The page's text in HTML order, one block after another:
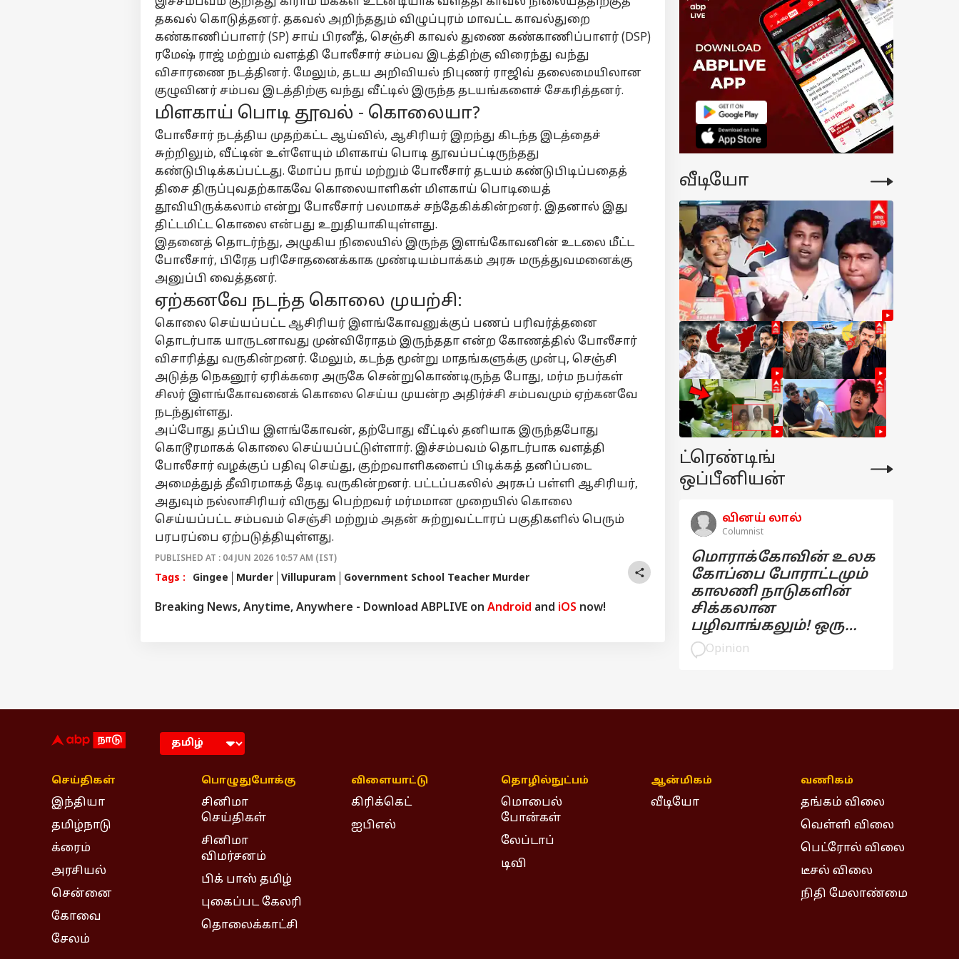
தகவல் கொடுத்தனர். தகவல் அறிந்ததும் விழுப்புரம் மாவட்ட காவல்துறை
கண்காணிப்பாளர் (SP) சாய் பிரனீத், செஞ்சி காவல் துணை கண்காணிப்பாளர் (DSP)
ரமேஷ் ராஜ் மற்றும் வளத்தி போலீசார் சம்பவ இடத்திற்கு விரைந்து வந்து
விசாரணை நடத்தினர். மேலும், தடய அறிவியல் நிபுணர் ராஜிவ் தலைமையிலான
குழுவினர் சம்பவ இடத்திற்கு வந்து வீட்டில் இருந்த தடயங்களைச் சேகரித்தனர்.
மிளகாய் பொடி தூவல் - கொலையா?
போலீசார் நடத்திய முதற்கட்ட ஆய்வில், ஆசிரியர் இறந்து கிடந்த இடத்தைச்
சுற்றிலும், வீட்டின் உள்ளேயும் மிளகாய் பொடி தூவப்பட்டிருந்தது
கண்டுபிடிக்கப்பட்டது. மோப்ப நாய் மற்றும் போலீசார் தடயம் கண்டுபிடிப்பதைத்
திசை திருப்புவதற்காகவே கொலையாளிகள் மிளகாய் பொடியைத்
தூவியிருக்கலாம் என்று போலீசார் பலமாகச் சந்தேகிக்கின்றனர். இதனால் இது
திட்டமிட்ட கொலை என்பது உறுதியாகியுள்ளது.
இதனைத் தொடர்ந்து, அழுகிய நிலையில் இருந்த இளங்கோவனின் உடலை மீட்ட
போலீசார், பிரேத பரிசோதனைக்காக முண்டியம்பாக்கம் அரசு மருத்துவமனைக்கு
அனுப்பி வைத்தனர்.
ஏற்கனவே நடந்த கொலை முயற்சி:
கொலை செய்யப்பட்ட ஆசிரியர் இளங்கோவனுக்குப் பணப் பரிவர்த்தனை
தொடர்பாக யாருடனாவது முன்விரோதம் இருந்ததா என்ற கோணத்தில் போலீசார்
விசாரித்து வருகின்றனர். மேலும், கடந்த மூன்று மாதங்களுக்கு முன்பு, செஞ்சி
அடுத்த நெகனூர் ஏரிக்கரை அருகே சென்றுகொண்டிருந்த போது, மர்ம நபர்கள்
சிலர் இளங்கோவனைக் கொலை செய்ய முயன்ற அதிர்ச்சி சம்பவமும் ஏற்கனவே
நடந்துள்ளது.
அப்போது தப்பிய இளங்கோவன், தற்போது வீட்டில் தனியாக இருந்தபோது
கொடூரமாகக் கொலை செய்யப்பட்டுள்ளார். இச்சம்பவம் தொடர்பாக வளத்தி
போலீசார் வழக்குப் பதிவு செய்து, குற்றவாளிகளைப் பிடிக்கத் தனிப்படை
அமைத்துத் தீவிரமாகத் தேடி வருகின்றனர். பட்டப்பகலில் அரசுப் பள்ளி ஆசிரியர்,
அதுவும் நல்லாசிரியர் விருது பெற்றவர் மர்மமான முறையில் கொலை
செய்யப்பட்ட சம்பவம் செஞ்சி மற்றும் அதன் சுற்றுவட்டாரப் பகுதிகளில் பெரும்
பரபரப்பை ஏற்படுத்தியுள்ளது.
PUBLISHED AT : 04 JUN 2026 10:57 AM (IST)
Tags : Gingee Murder Villupuram Government School Teacher Murder
Breaking News, Anytime, Anywhere - Download ABPLIVE on Android and iOS now!
வீடியோ
ட்ரெண்டிங்
ஒப்பீனியன்
வினய் லால்
Columnist
மொராக்கோவின் உலக
கோப்பை போராட்டமும்
காலணி நாடுகளின்
சிக்கலான
பழிவாங்கலும்! ஒரு
பார்வை
Opinion
செய்திகள்
இந்தியா
தமிழ்நாடு
க்ரைம்
அரசியல்
சென்னை
கோவை
சேலம்
பொழுதுபோக்கு
சினிமா
செய்திகள்
சினிமா
விமர்சனம்
பிக் பாஸ் தமிழ்
புகைப்பட கேலரி
தொலைக்காட்சி
விளையாட்டு
கிரிக்கெட்
ஐபிஎல்
தொழில்நுட்பம்
மொபைல்
போன்கள்
லேப்டாப்
டிவி
ஆன்மிகம்
வீடியோ
வணிகம்
தங்கம் விலை
வெள்ளி விலை
பெட்ரோல் விலை
டீசல் விலை
நிதி மேலாண்மை